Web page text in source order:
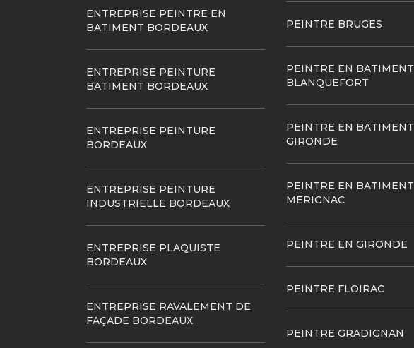
ENTREPRISE PEINTRE EN
BATIMENT BORDEAUX
ENTREPRISE PEINTURE
BATIMENT BORDEAUX
ENTREPRISE PEINTURE
BORDEAUX
ENTREPRISE PEINTURE
INDUSTRIELLE BORDEAUX
ENTREPRISE PLAQUISTE
BORDEAUX
ENTREPRISE RAVALEMENT DE
FAÇADE BORDEAUX
PEINTRE BRUGES
PEINTRE EN BATIMENT
BLANQUEFORT
PEINTRE EN BATIMENT
GIRONDE
PEINTRE EN BATIMENT
MERIGNAC
PEINTRE EN GIRONDE
PEINTRE FLOIRAC
PEINTRE GRADIGNAN